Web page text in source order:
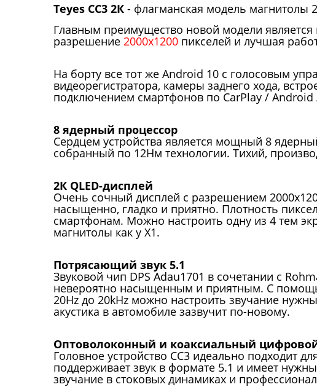
Teyes CC3 2К - флагманская модель магнитолы
Главным преимущество новой модели
разрешение 2000х1200 пикселей и лучшая
На борту все тот же Android 10 с голосовым
видеорегистратора, камеры заднего хода,
подключением смартфонов по CarPlay / Android
8 ядерный процессор
Сердцем устройства является мощный 8
собранный по 12Нм технологии. Тихий,
2К QLED-дисплей
Очень сочный дисплей c разрешением
насыщенно, гладко и приятно. Плотность
смартфонам. Можно настроить одну из 4 тем
магнитолы как у X1.
Потрясающий звук 5.1
Звуковой чип DPS Adau1701 в сочетании с
невероятно насыщенным и приятным. С
20Hz до 20kHz можно настроить звучание
акустика в автомобиле зазвучит по-новому.
Оптоволоконный и коаксиальный
Головное устройство СС3 идеально подходит
поддерживает звук в формате 5.1 и имеет
звучание в стоковых динамиках и